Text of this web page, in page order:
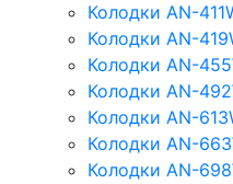
Колодки AN-
Колодки AN-
Колодки AN-
Колодки AN-
Колодки AN-
Колодки AN-
Колодки AN-